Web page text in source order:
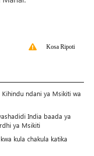
Kosa Ripoti
ndani ya Msikiti wa
India baada ya
ya Msikiti
kula chakula katika